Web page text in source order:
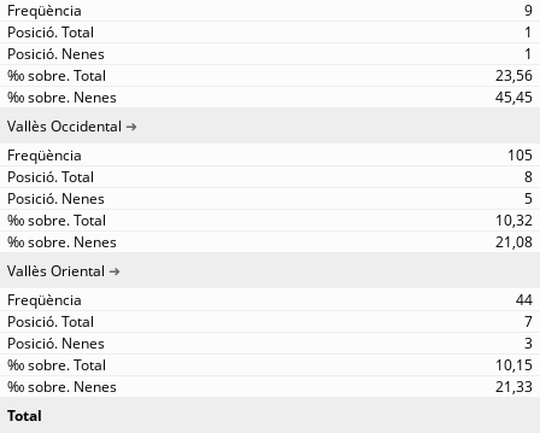
9
1
1
23,56
45,45
Vallès Occidental
105
8
5
10,32
21,08
Vallès Oriental
44
7
3
10,15
21,33
Total